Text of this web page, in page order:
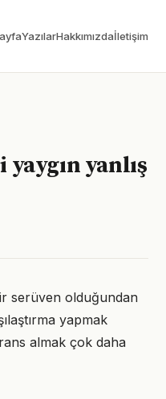
YazılarHakkımızdaİletişim
yanlış
serüven olduğundan
yapmak
almak çok daha